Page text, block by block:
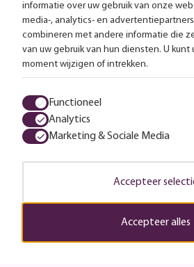
Meer dan 25.000 lampen op
4.57 uit 2853 reviews
Alle prijzen zijn inclusief btw en exclusief
Algemene voorwaarden Privacy
informatie over uw gebruik van onze
media-, analytics- en
combineren met andere informatie die
van uw gebruik van hun diensten. U
moment wijzigen of intrekken.
Functioneel
Analytics
Marketing & Sociale Media
Accepteer
Accepteer alles